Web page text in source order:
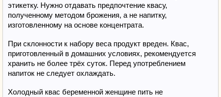
этикетку. Нужно отдавать предпочтение квасу,
полученному методом брожения, а не напитку,
изготовленному на основе концентрата.
При склонности к набору веса продукт вреден. Квас,
приготовленный в домашних условиях, рекомендуется
хранить не более трёх суток. Перед употреблением
напиток не следует охлаждать.
Холодный квас беременной женщине пить не